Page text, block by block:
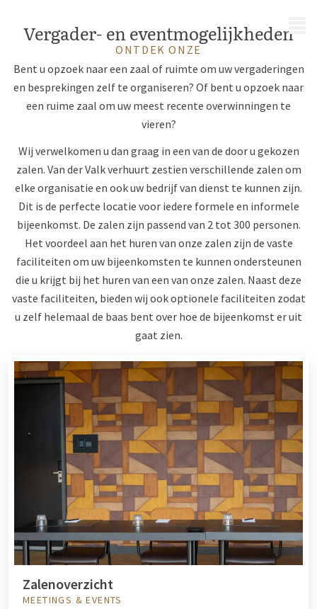
Vergader- en eventmogelijkheden
ONTDEK ONZE
Bent u opzoek naar een zaal of ruimte om uw vergaderingen
en besprekingen zelf te organiseren? Of bent u opzoek naar
een ruime zaal om uw meest recente overwinningen te
vieren?
Wij verwelkomen u dan graag in een van de door u gekozen
zalen. Van der Valk verhuurt zestien verschillende zalen om
elke organisatie en ook uw bedrijf van dienst te kunnen zijn.
Dit is de perfecte locatie voor iedere formele en informele
bijeenkomst. De zalen zijn passend van 2 tot 300 personen.
Het voordeel aan het huren van onze zalen zijn de vaste
faciliteiten om uw bijeenkomsten te kunnen ondersteunen
die u krijgt bij het huren van een van onze zalen. Naast deze
vaste faciliteiten, bieden wij ook optionele faciliteiten zodat
u zelf helemaal de baas bent over hoe de bijeenkomst er uit
gaat zien.
Zalenoverzicht
MEETINGS & EVENTS